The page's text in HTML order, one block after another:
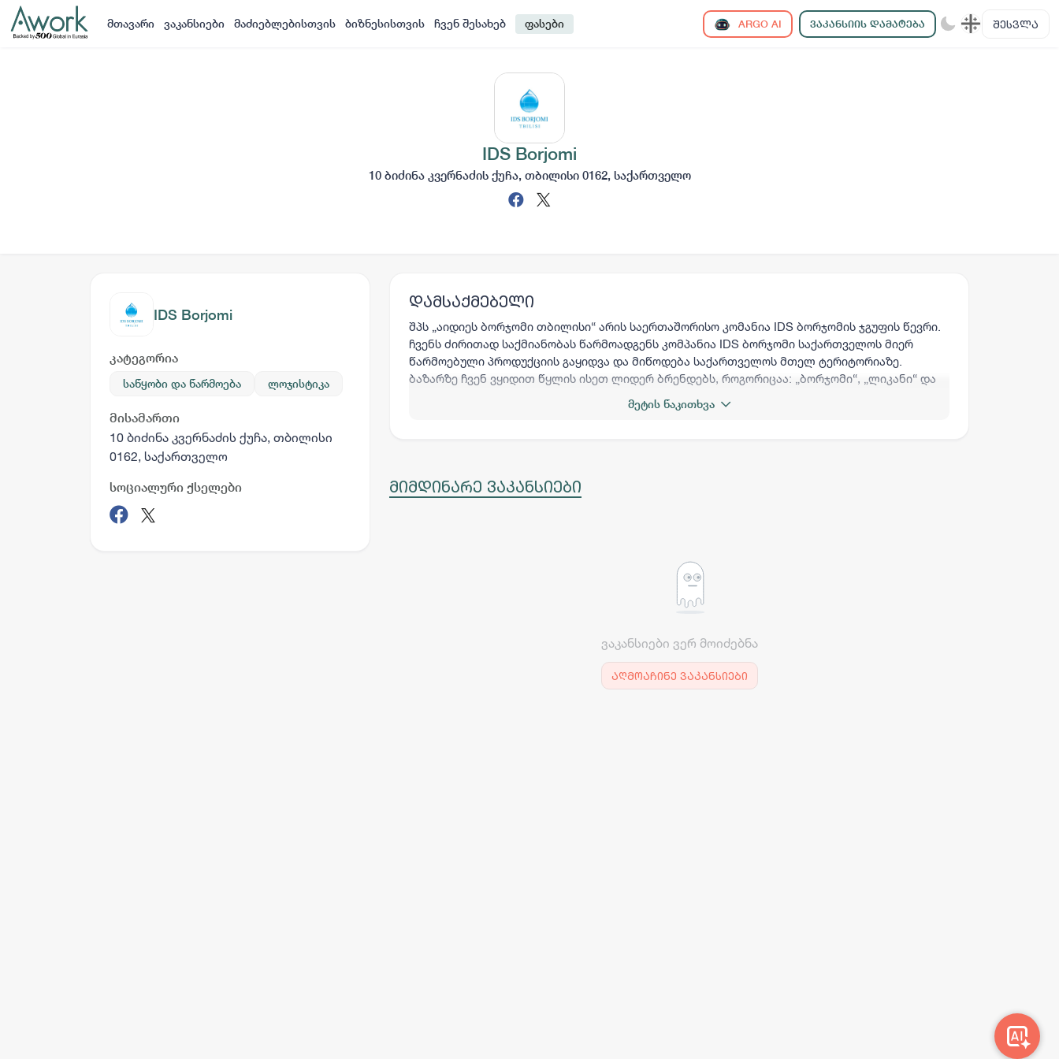
მთავარი ვაკანსიები მაძიებლებისთვის ბიზნესისთვის ჩვენ შესახებ ფასები ARGO AI ᲕᲐᲙᲐᲜᲡᲘᲘᲡ ᲓᲐᲛᲐᲢᲔᲑᲐ ᲨᲔᲡᲕᲚᲐ
IDS Borjomi
10 ბიძინა კვერნაძის ქუჩა, თბილისი 0162, საქართველო
IDS Borjomi
კატეგორია
საწყობი და წარმოება ლოჯისტიკა
მისამართი
10 ბიძინა კვერნაძის ქუჩა, თბილისი
0162, საქართველო
სოციალური ქსელები
დამსაქმებელი
შპს „აიდიეს ბორჯომი თბილისი“ არის საერთაშორისო კომანია IDS ბორჯომის ჯგუფის წევრი.
ჩვენს ძირითად საქმიანობას წარმოადგენს კომპანია IDS ბორჯომი საქართველოს მიერ
წარმოებული პროდუქციის გაყიდვა და მიწოდება საქართველოს მთელ ტერიტორიაზე.
ბაზარზე ჩვენ ვყიდით წყლის ისეთ ლიდერ ბრენდებს, როგორიცაა: „ბორჯომი“, „ლიკანი“ და
მეტის წაკითხვა
მიმდინარე ვაკანსიები
ვაკანსიები ვერ მოიძებნა
აღმოაჩინე ვაკანსიები